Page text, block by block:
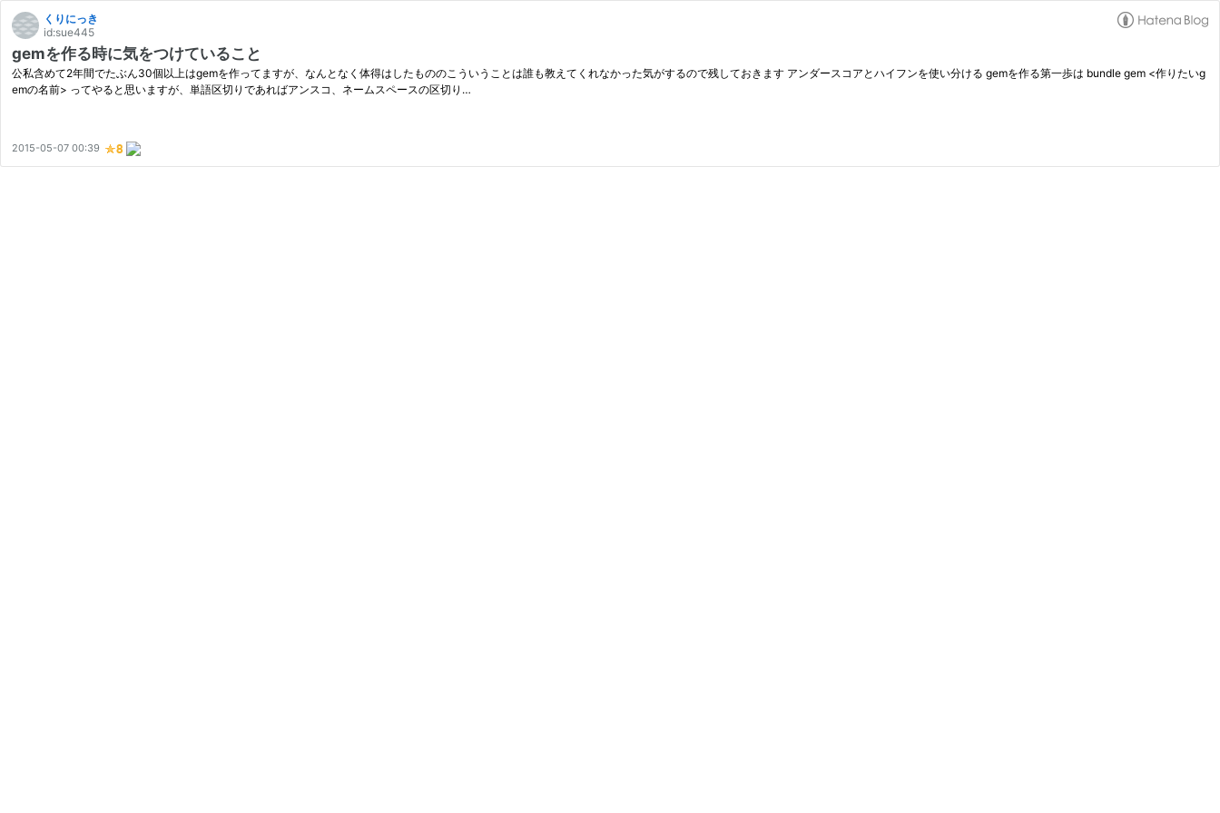
くりにっき
id:sue445
gemを作る時に気をつけていること
公私含めて2年間でたぶん30個以上はgemを作ってますが、なんとなく体得はしたもののこういうことは誰も教えてくれなかった気がするので残しておきます アンダースコアとハイフンを使い分ける gemを作る第一歩は bundle gem <作りたいg
emの名前> ってやると思いますが、単語区切りであればアンスコ、ネームスペースの区切り…
2015-05-07 00:39